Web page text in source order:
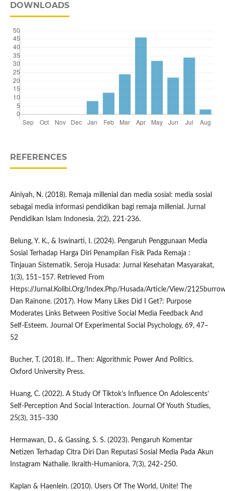
DOWNLOADS
REFERENCES
Ainiyah, N. (2018). Remaja millenial dan media sosial: media sosial
sebagai media informasi pendidikan bagi remaja millenial. Jurnal
Pendidikan Islam Indonesia, 2(2), 221-236.
Belung, Y. K., & Iswinarti, I. (2024). Pengaruh Penggunaan Media
Sosial Terhadap Harga Diri Penampilan Fisik Pada Remaja :
Tinjauan Sistematik. Seroja Husada: Jurnal Kesehatan Masyarakat,
1(3), 151–157. Retrieved From
Https://Jurnal.Kolibi.Org/Index.Php/Husada/Article/View/
Dan Rainone. (2017). How Many Likes Did I Get?: Purpose
Moderates Links Between Positive Social Media Feedback And
Self-Esteem. Journal Of Experimental Social Psychology, 69, 47–
52
Bucher, T. (2018). If... Then: Algorithmic Power And Politics.
Oxford University Press.
Huang, C. (2022). A Study Of Tiktok’s Influence On Adolescents’
Self-Perception And Social Interaction. Journal Of Youth Studies,
25(3), 315–330
Hermawan, D., & Gassing, S. S. (2023). Pengaruh Komentar
Netizen Terhadap Citra Diri Dan Reputasi Sosial Media Pada Akun
Instagram Nathalie. Ikraith-Humaniora, 7(3), 242–250.
Kaplan & Haenlein. (2010). Users Of The World, Unite! The